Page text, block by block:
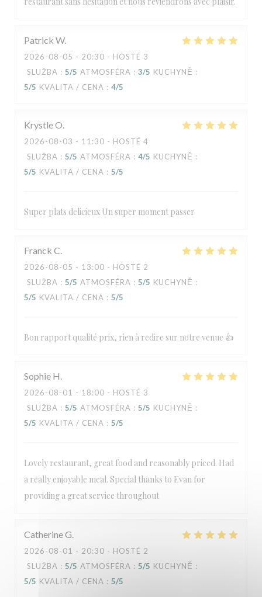
Patrick W
2026-08-05 - 20:30 - HOSTÉ 3
SLUŽBA : 5/5 ATMOSFÉRA : 3/5 KUCHYNĚ :
5/5 KVALITA / CENA : 4/5
KrystleO
2026-08-03 - 11:30 - HOSTÉ 4
SLUŽBA : 5/5 ATMOSFÉRA : 4/5 KUCHYNĚ :
5/5 KVALITA / CENA : 5/5
Super plats delicieux Un super moment passer
Franck C
2026-08-05 - 13:00 - HOSTÉ 2
SLUŽBA : 5/5 ATMOSFÉRA : 5/5 KUCHYNĚ :
5/5 KVALITA / CENA : 5/5
Bon rapport qualité prix, rien à redire sur notre venue 👍
Sophie H
2026-08-01 - 18:00 - HOSTÉ 3
SLUŽBA : 5/5 ATMOSFÉRA : 5/5 KUCHYNĚ :
5/5 KVALITA / CENA : 5/5
Lovely restaurant, great food and reasonably priced. Had
a really enjoyable meal. Special thanks to Evan for
providing a great service throughout
CatherineG
2026-08-01 - 20:30 - HOSTÉ 2
SLUŽBA : 5/5 ATMOSFÉRA : 5/5 KUCHYNĚ :
5/5 KVALITA / CENA : 5/5